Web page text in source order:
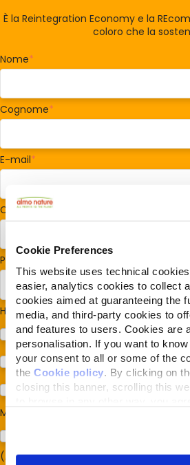
Cookie Preferences
This website uses technical
easier, analytics cookies to collect
cookies aimed at guaranteeing the
media, and third-party cookies to
and features to users. Cookies are
personalisation. If you want to
your consent to all or some of the
the Cookie policy . By clicking on
closing this banner, scrolling this
È la Reintegration Economy e la
coloro che la
Nome*
Cognome*
E-mail*
Codice postale
Paese/Regione
Hai cani o gatti?*
Cane
Gatto
Per ora no
Mi interessa:
Sostegno al modello della
(Almonature - Fondazione Capellino)